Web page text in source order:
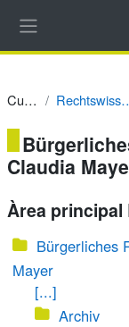
Cursos
Claudia
Àrea
Bürgerliches
Mayer
[...]
Archiv